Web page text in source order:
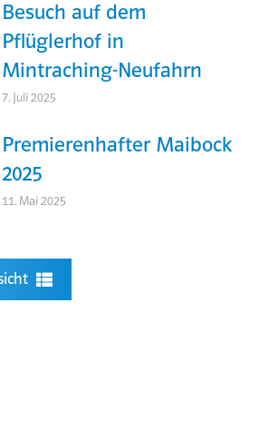
Besuch auf dem
Pflüglerhof in
Mintraching-Neufahrn
7. Juli 2025
Premierenhafter Maibock
2025
11. Mai 2025